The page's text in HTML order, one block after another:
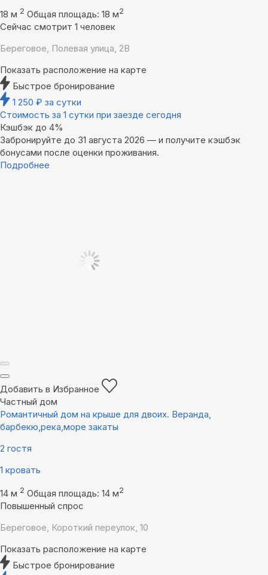
18 м 2 Общая площадь: 18 м2
Сейчас смотрит 1 человек
Береговое, Полевая улица, 2В
Показать расположение на карте
Быстрое бронирование
1 250 ₽ за сутки
Стоимость за 1 сутки при заезде сегодня
Кэшбэк до 4%
Забронируйте до 31 августа 2026 — и получите кэшбэк
бонусами после оценки проживания.
Подробнее
Добавить в Избранное
Частный дом
Романтичный дом на крыше для двоих. Веранда,
барбекю,река,море закаты
2 гостя
1 кровать
14 м 2 Общая площадь: 14 м2
Повышенный спрос
Береговое, Короткий переулок, 10
Показать расположение на карте
Быстрое бронирование